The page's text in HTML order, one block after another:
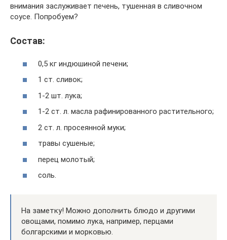
внимания заслуживает печень, тушенная в сливочном
соусе. Попробуем?
Состав:
0,5 кг индюшиной печени;
1 ст. сливок;
1-2 шт. лука;
1-2 ст. л. масла рафинированного растительного;
2 ст. л. просеянной муки;
травы сушеные;
перец молотый;
соль.
На заметку! Можно дополнить блюдо и другими
овощами, помимо лука, например, перцами
болгарскими и морковью.